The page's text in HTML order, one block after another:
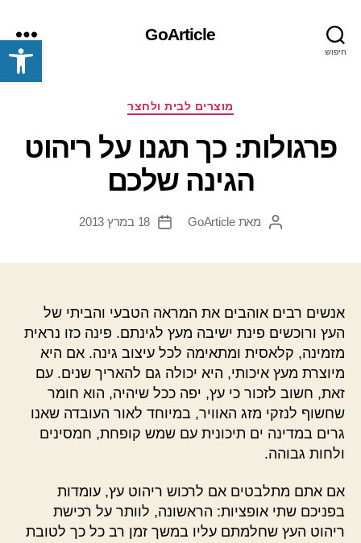
פתח סרגל נגישות חיפוש
GoArticle
תפריט
קטגוריות
מוצרים לבית ולחצר
פרגולות: כך תגנו על ריהוט
הגינה שלכם
המחבר
מאתGoArticle
תאריך
18 במרץ 2013
אנשים רבים אוהבים את המראה הטבעי והביתי של
העץ ורוכשים פינת ישיבה מעץ לגינתם. פינה כזו נראית
מזמינה, קלאסית ומתאימה לכל עיצוב גינה. אם היא
מיוצרת מעץ איכותי, היא יכולה גם להאריך שנים. עם
זאת, חשוב לזכור כי עץ, יפה ככל שיהיה, הוא חומר
שחשוף לנזקי מזג האוויר, במיוחד לאור העובדה שאנו
גרים במדינה ים תיכונית עם שמש קופחת, חמסינים
ולחות גבוהה.
אם אתם מתלבטים אם לרכוש ריהוט עץ, עומדות
בפניכם שתי אופציות: הראשונה, לוותר על רכישת
ריהוט העץ שחלמתם עליו במשך זמן רב כל כך לטובת